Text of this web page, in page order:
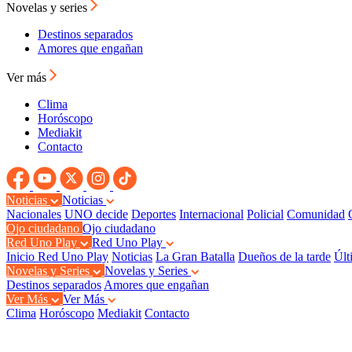
Novelas y series
Destinos separados
Amores que engañan
Ver más
Clima
Horóscopo
Mediakit
Contacto
Noticias
Noticias
Nacionales UNO decide Deportes Internacional Policial Comunidad
Ojo ciudadano Ojo ciudadano
Red Uno Play
Red Uno Play
Inicio Red Uno Play Noticias La Gran Batalla Dueños de la tarde
Novelas y Series
Novelas y Series
Destinos separados Amores que engañan
Ver Más
Ver Más
Clima Horóscopo Mediakit Contacto